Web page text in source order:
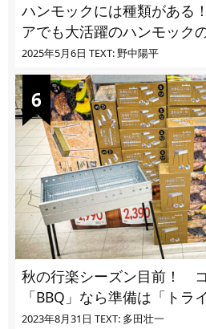
ハンモックには種類があ
アでも大活躍のハンモック
ツとは
2025年5月6日 TEXT: 野中陽平
秋の行楽シーズン目前！
「BBQ」なら準備は「トラ
2023年8月31日 TEXT: 多田壮一